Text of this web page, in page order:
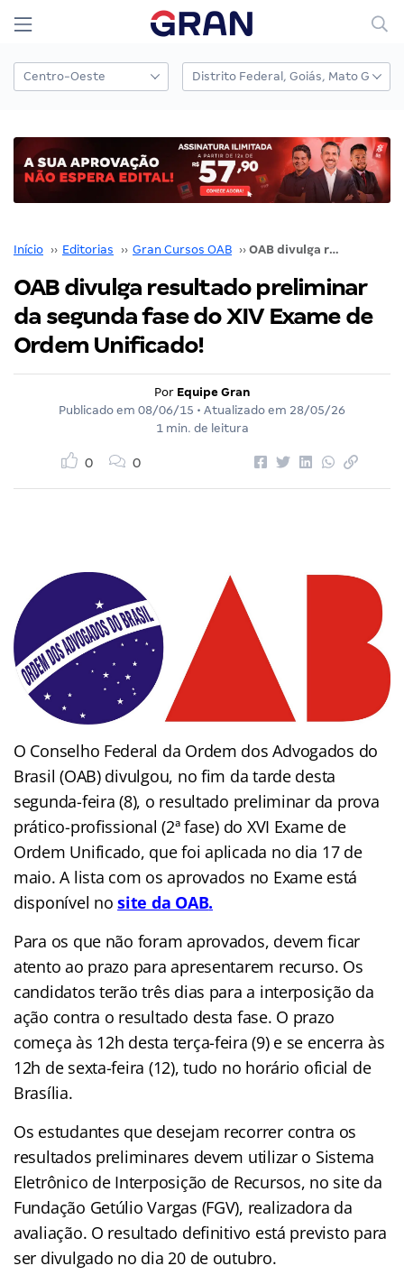
Início ›› Editorias ›› Gran Cursos OAB ›› OAB divulga resultado preliminar da segunda fase do XIV Exame de Ordem Unificado!
OAB divulga resultado preliminar
da segunda fase do XIV Exame de
Ordem Unificado!
Por Equipe Gran
Publicado em 08/06/15 • Atualizado em 28/05/26
1 min. de leitura
0 0
O Conselho Federal da Ordem dos Advogados do
Brasil (OAB) divulgou, no fim da tarde desta
segunda-feira (8), o resultado preliminar da prova
prático-profissional (2ª fase) do XVI Exame de
Ordem Unificado, que foi aplicada no dia 17 de
maio. A lista com os aprovados no Exame está
disponível nosite da OAB.
Para os que não foram aprovados, devem ficar
atento ao prazo para apresentarem recurso. Os
candidatos terão três dias para a interposição da
ação contra o resultado desta fase. O prazo
começa às 12h desta terça-feira (9) e se encerra às
12h de sexta-feira (12), tudo no horário oficial de
Brasília.
Os estudantes que desejam recorrer contra os
resultados preliminares devem utilizar o Sistema
Eletrônico de Interposição de Recursos, no site da
Fundação Getúlio Vargas (FGV), realizadora da
avaliação. O resultado definitivo está previsto para
ser divulgado no dia 20 de outubro.